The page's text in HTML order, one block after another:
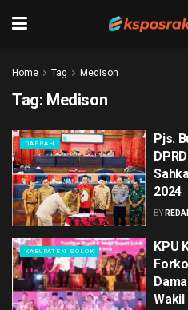
Home Tag Medison
Tag: Medison
DAERAH
Pjs.
2024
BY
KABUPATEN SOLOK
KPU
Wakil